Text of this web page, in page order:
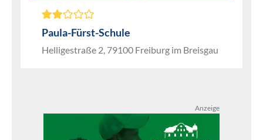
Paula-Fürst-Schule
Helligestraße 2, 79100 Freiburg im Breisgau
Anzeige